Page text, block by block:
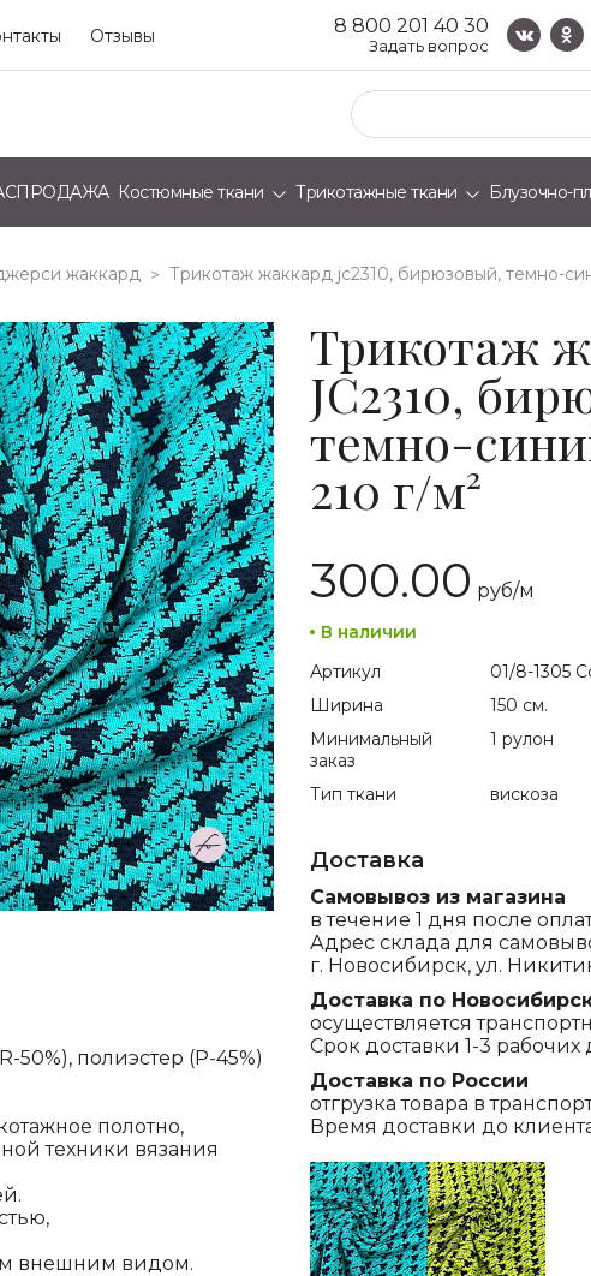
Отзывы 8 800 201 40 30
Задать вопрос
Костюмные ткани Трикотажные ткани Блузочно-
жаккард > трикотаж жаккард jc2310, бирюзовый, темно-
50%), полиэстер (P-45%)
полотно,
техники вязания
внешним видом.
Трикотаж
JC2310,
темно-
210 г/м²
300.00 руб/м
В наличии
Артикул
01/8-1305
Ширина
150 см.
Минимальный
заказ
1 рулон
Тип ткани вискоза
Доставка
Самовывоз из магазина
в течение 1 дня после
Адрес склада для
г. Новосибирск, ул.
Доставка по
осуществляется
Срок доставки 1-3 рабочих
Доставка по России
отгрузка товара в
Время доставки до